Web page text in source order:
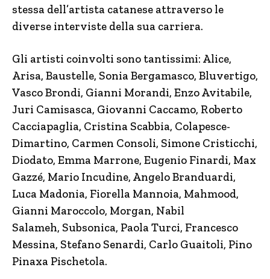
stessa dell’artista catanese attraverso le
diverse interviste della sua carriera.
Gli artisti coinvolti sono tantissimi: Alice,
Arisa, Baustelle, Sonia Bergamasco, Bluvertigo,
Vasco Brondi, Gianni Morandi, Enzo Avitabile,
Juri Camisasca, Giovanni Caccamo, Roberto
Cacciapaglia, Cristina Scabbia, Colapesce-
Dimartino, Carmen Consoli, Simone Cristicchi,
Diodato, Emma Marrone, Eugenio Finardi, Max
Gazzé, Mario Incudine, Angelo Branduardi,
Luca Madonia, Fiorella Mannoia, Mahmood,
Gianni Maroccolo, Morgan, Nabil
Salameh, Subsonica, Paola Turci, Francesco
Messina, Stefano Senardi, Carlo Guaitoli, Pino
Pinaxa Pischetola.